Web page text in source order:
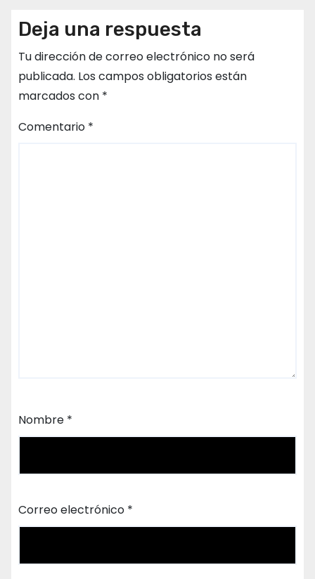
Deja una respuesta
Tu dirección de correo electrónico no será
publicada. Los campos obligatorios están
marcados con *
Comentario *
Nombre *
Correo electrónico *